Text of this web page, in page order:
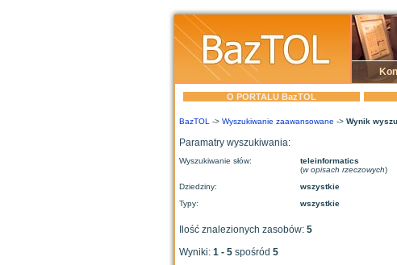
O PORTALU BazTOL
BazTOL -> Wyszukiwanie zaawansowane -> Wynik
Paramatry wyszukiwania:
Wyszukiwanie słów:
teleinformatics
(w opisach rzeczowych)
Dziedziny:
wszystkie
Typy:
wszystkie
Ilość znalezionych zasobów: 5
Wyniki: 1 - 5 spośród 5